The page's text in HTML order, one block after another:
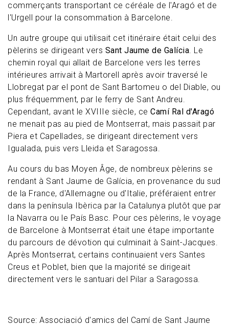
commerçants transportant ce céréale de l'Aragó et de
l'Urgell pour la consommation à Barcelone.
Un autre groupe qui utilisait cet itinéraire était celui des
pèlerins se dirigeant vers Sant Jaume de Galícia. Le
chemin royal qui allait de Barcelone vers les terres
intérieures arrivait à Martorell après avoir traversé le
Llobregat par el pont de Sant Bartomeu o del Diable, ou
plus fréquemment, par le ferry de Sant Andreu.
Cependant, avant le XVIIIe siècle, ce Camí Ral d'Aragó
ne menait pas au pied de Montserrat, mais passait par
Piera et Capellades, se dirigeant directement vers
Igualada, puis vers Lleida et Saragossa.
Au cours du bas Moyen Âge, de nombreux pèlerins se
rendant à Sant Jaume de Galícia, en provenance du sud
de la France, d'Allemagne ou d'Italie, préféraient entrer
dans la península Ibèrica par la Catalunya plutôt que par
la Navarra ou le País Basc. Pour ces pèlerins, le voyage
de Barcelone à Montserrat était une étape importante
du parcours de dévotion qui culminait à Saint-Jacques.
Après Montserrat, certains continuaient vers Santes
Creus et Poblet, bien que la majorité se dirigeait
directement vers le santuari del Pilar a Saragossa.
Source: Associació d'amics del Camí de Sant Jaume